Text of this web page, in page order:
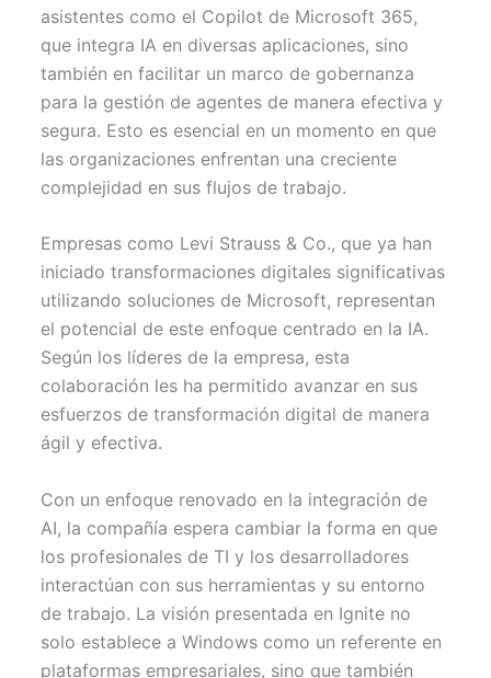
asistentes como el Copilot de Microsoft 365,
que integra IA en diversas aplicaciones, sino
también en facilitar un marco de gobernanza
para la gestión de agentes de manera efectiva y
segura. Esto es esencial en un momento en que
las organizaciones enfrentan una creciente
complejidad en sus flujos de trabajo.
Empresas como Levi Strauss & Co., que ya han
iniciado transformaciones digitales significativas
utilizando soluciones de Microsoft, representan
el potencial de este enfoque centrado en la IA.
Según los líderes de la empresa, esta
colaboración les ha permitido avanzar en sus
esfuerzos de transformación digital de manera
ágil y efectiva.
Con un enfoque renovado en la integración de
AI, la compañía espera cambiar la forma en que
los profesionales de TI y los desarrolladores
interactúan con sus herramientas y su entorno
de trabajo. La visión presentada en Ignite no
solo establece a Windows como un referente en
plataformas empresariales, sino que también